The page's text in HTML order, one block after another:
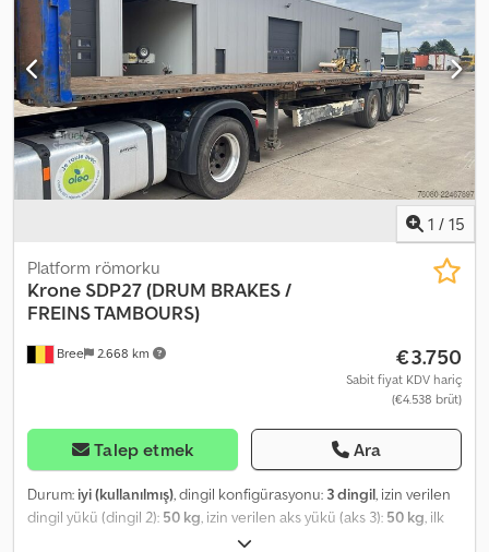
385/65 Aks markası: SAF Arka aks 1: Kaldırılabilir aks; Maks. aks yükü:
9000 kg; Lastik diş derinliği: %40 Chodpfx Aksza E Tujrja Arka aks
2: Maks. aks yükü: 9000 kg; Yönlendirilebilir; Lastik diş derinliği: %31
Arka aks 3: Maks. aks yükü: 9000 kg; Yönlendirilebilir; Lastik diş
derinliği: %30 Boş ağırlık: 9.000 kg Yük kapasitesi: 30.000 kg
Toplam ağırlık: 39.000 kg
1 / 15
Bree 2.668 km
Platform römorku
Krone SDP27 (DRUM BRAKES /
FREINS TAMBOURS)
€3.750
Sabit fiyat KDV hariç
(€4.538 brüt)
Talep etmek Ara
Durum: iyi (kullanılmış), dingil konfigürasyonu: 3 dingil, izin verilen
dingil yükü (dingil 2): 50 kg, izin verilen aks yükü (aks 3): 50 kg, ilk
13.600 mm